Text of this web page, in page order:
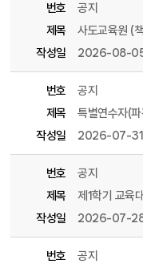
번호
공지
제목
사도교육원 (
작성일
2026-08-
번호
공지
제목
특별연수자(
작성일
2026-07-31
번호
공지
제목
제1학기 교육
작성일
2026-07-
번호
공지